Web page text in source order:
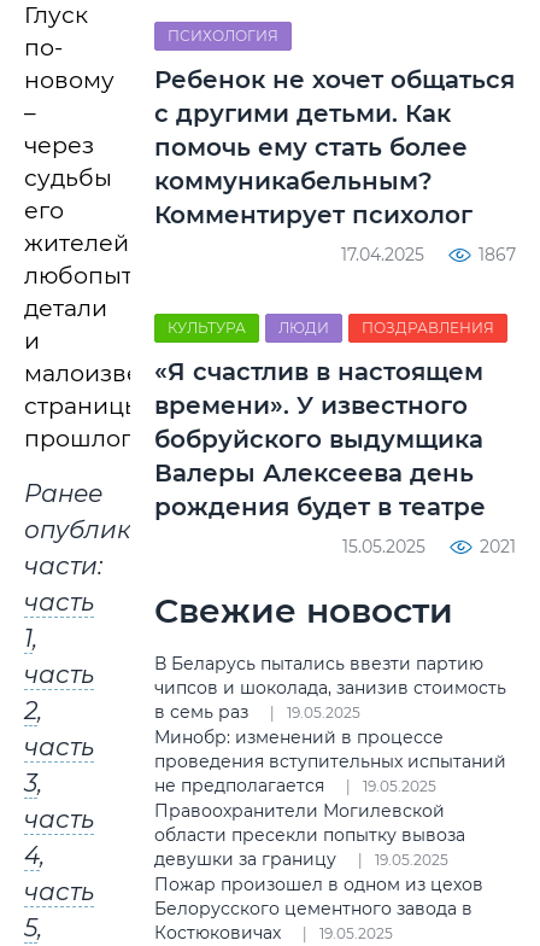
Глуск
по-
новому
–
через
судьбы
его
жителей,
любопытные
детали
и
малоизвестные
страницы
прошлого.
Ранее
опубликованные
части:
часть
1,
часть
2,
часть
3,
часть
4,
часть
5,
ПСИХОЛОГИЯ
Ребенок не хочет общаться
с другими детьми. Как
помочь ему стать более
коммуникабельным?
Комментирует психолог
17.04.2025 1867
КУЛЬТУРА ЛЮДИ ПОЗДРАВЛЕНИЯ
«Я счастлив в настоящем
времени». У известного
бобруйского выдумщика
Валеры Алексеева день
рождения будет в театре
15.05.2025 2021
Свежие новости
В Беларусь пытались ввезти партию
чипсов и шоколада, занизив стоимость
в семь раз
19.05.2025
Минобр: изменений в процессе
проведения вступительных испытаний
не предполагается
19.05.2025
Правоохранители Могилевской
области пресекли попытку вывоза
девушки за границу
19.05.2025
Пожар произошел в одном из цехов
Белорусского цементного завода в
Костюковичах
19.05.2025